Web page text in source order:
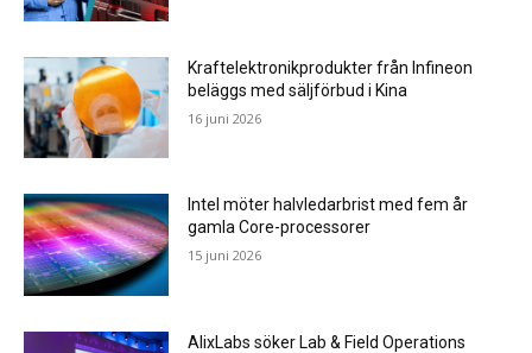
Kraftelektronikprodukter från Infineon
beläggs med säljförbud i Kina
16 juni 2026
Intel möter halvledarbrist med fem år
gamla Core-processorer
15 juni 2026
AlixLabs söker Lab & Field Operations